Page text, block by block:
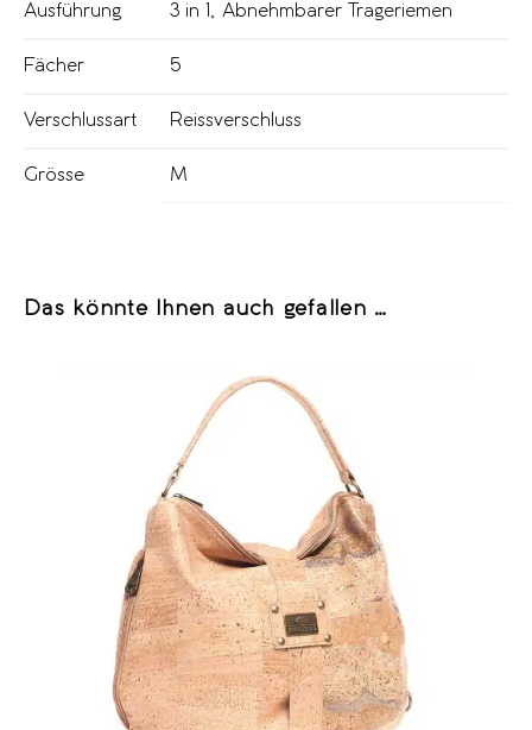
Ausführung 3 in 1 Abnehmbarer Trageriemen
Fächer 5
Verschlussart Reissverschluss
Grösse M
Das könnte Ihnen auch gefallen …